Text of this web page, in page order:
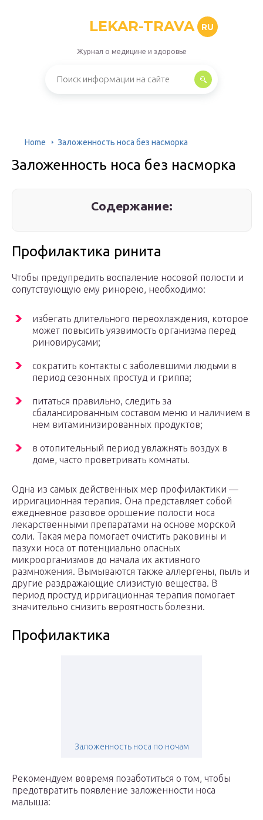
LEKAR-TRAVA RU
Журнал о медицине и здоровье
Home Заложенность носа без насморка
Заложенность носа без насморка
Содержание:
Профилактика ринита
Чтобы предупредить воспаление носовой полости и
сопутствующую ему ринорею, необходимо:
избегать длительного переохлаждения, которое
может повысить уязвимость организма перед
риновирусами;
сократить контакты с заболевшими людьми в
период сезонных простуд и гриппа;
питаться правильно, следить за
сбалансированным составом меню и наличием в
нем витаминизированных продуктов;
в отопительный период увлажнять воздух в
доме, часто проветривать комнаты.
Одна из самых действенных мер профилактики —
ирригационная терапия. Она представляет собой
ежедневное разовое орошение полости носа
лекарственными препаратами на основе морской
соли. Такая мера помогает очистить раковины и
пазухи носа от потенциально опасных
микроорганизмов до начала их активного
размножения. Вымываются также аллергены, пыль и
другие раздражающие слизистую вещества. В
период простуд ирригационная терапия помогает
значительно снизить вероятность болезни.
Профилактика
Заложенность носа по ночам
Рекомендуем вовремя позаботиться о том, чтобы
предотвратить появление заложенности носа
малыша: